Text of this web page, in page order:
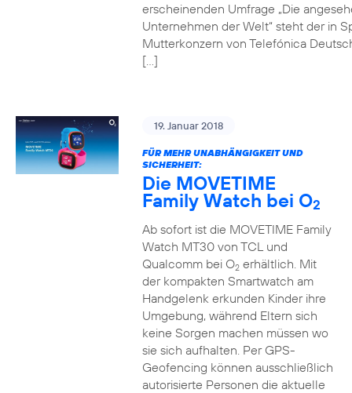
erscheinenden Umfrage „Die
Unternehmen der Welt“ steht der in
Mutterkonzern von Telefónica
[…]
19. Januar 2018
FÜR MEHR UNABHÄNGIGKEIT UND
SICHERHEIT:
Die MOVETIME
Family Watch bei O2
Ab sofort ist die MOVETIME Family
Watch MT30 von TCL und
Qualcomm bei O2erhältlich. Mit
der kompakten Smartwatch am
Handgelenk erkunden Kinder ihre
Umgebung, während Eltern sich
keine Sorgen machen müssen wo
sie sich aufhalten. Per GPS-
Geofencing können ausschließlich
autorisierte Personen die aktuelle